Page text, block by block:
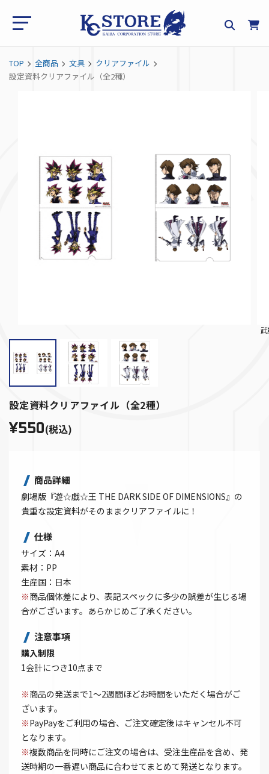
TOP 全商品 文具
クリアファイル
設定資料クリアファイル（全2種）
設定資料クリアファイル（全2種）
¥550(税込)
商品詳細
劇場版『遊☆戯☆王 THE DARK SIDE OF DIMENSIONS』の
貴重な設定資料がそのままクリアファイルに！
仕様
サイズ：A4
素材：PP
生産国：日本
※商品個体差により、表記スペックに多少の誤差が生じる場
合がございます。あらかじめご了承ください。
注意事項
購入制限
1会計につき10点まで
※商品の発送まで1～2週間ほどお時間をいただく場合がご
ざいます。
※PayPayをご利用の場合、ご注文確定後はキャンセル不可
となります。
※複数商品を同時にご注文の場合は、受注生産品を含め、発
送時期の一番遅い商品に合わせてまとめて発送となります。